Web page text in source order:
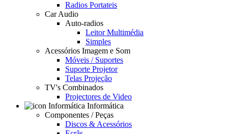
Radios Portateis
Car Audio
Auto-radios
Leitor Multimédia
Simples
Acessórios Imagem e Som
Móveis / Suportes
Suporte Projetor
Telas Projeção
TV's Combinados
Projectores de Video
Informática
Componentes / Peças
Discos & Acessórios